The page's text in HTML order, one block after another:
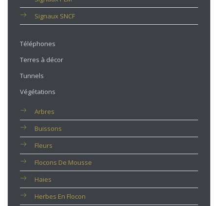
Signaux SNCF
Téléphones
Terres à décor
Tunnels
Végétations
Arbres
Buissons
Fleurs
Flocons De Mousse
Haies
Herbes En Flocon